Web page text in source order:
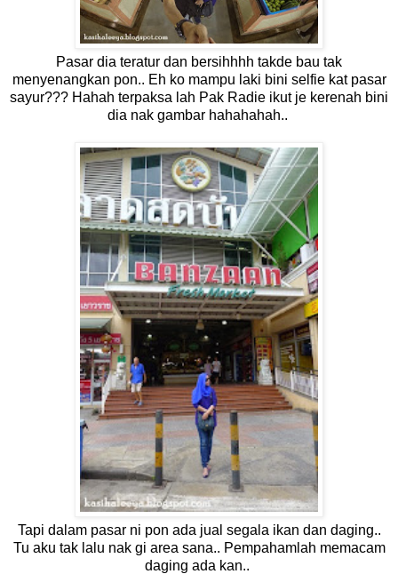
Pasar dia teratur dan bersihhhh takde bau tak
menyenangkan pon.. Eh ko mampu laki bini selfie kat pasar
sayur??? Hahah terpaksa lah Pak Radie ikut je kerenah bini
dia nak gambar hahahahah..
Tapi dalam pasar ni pon ada jual segala ikan dan daging..
Tu aku tak lalu nak gi area sana.. Pempahamlah memacam
daging ada kan..